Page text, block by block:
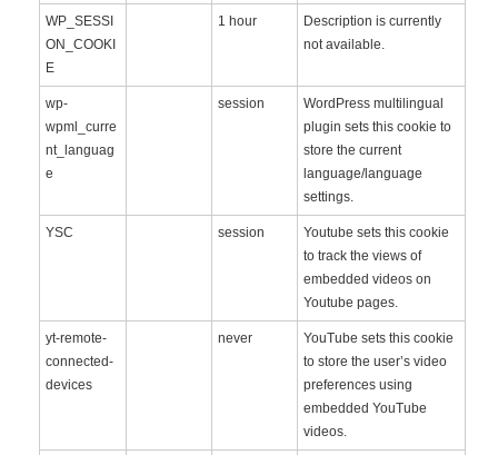
WP_SESSI
ON_COOKI
E
1 hour
Description is currently
not available.
wp-
wpml_curre
nt_languag
e
session
WordPress multilingual
plugin sets this cookie to
store the current
language/language
settings.
YSC session
Youtube sets this cookie
to track the views of
embedded videos on
Youtube pages.
yt-remote-
connected-
devices
never
YouTube sets this cookie
to store the user’s video
preferences using
embedded YouTube
videos.